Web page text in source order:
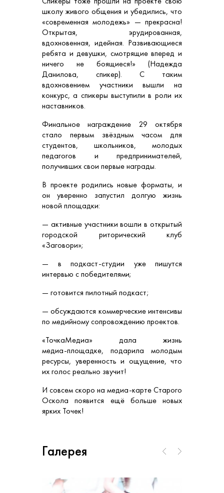
школу живого общения и убедились, что
«современная молодежь» — прекрасна!
Открытая, эрудированная,
вдохновенная, идейная. Развивающиеся
ребята и девушки, смотрящие вперед и
ничего не боящиеся!» (Надежда
Данилова, спикер). С таким
вдохновением участники вышли на
конкурс, а спикеры выступили в роли их
наставников.
Финальное награждение 29 октября
стало первым звёздным часом для
студентов, школьников, молодых
педагогов и предпринимателей,
получивших свои первые награды.
В проекте родились новые форматы, и
он уверенно запустил долгую жизнь
новой площадки:
— активные участники вошли в открытый
городской риторический клуб
«Заговори»;
— в подкаст‑студии уже пишутся
интервью с победителями;
— готовится пилотный подкаст;
— обсуждаются коммерческие интенсивы
по медийному сопровождению проектов.
«ТочкаМедиа» дала жизнь
медиа‑площадке, подарила молодым
ресурсы, уверенность и ощущение, что
их голос реально звучит!
И совсем скоро на медиа‑карте Старого
Оскола появится ещё больше новых
ярких Точек!
Галерея